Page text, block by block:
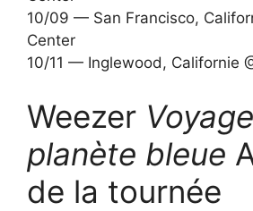
10/09 — San Francisco,
Center
10/11 — Inglewood, Californie
Weezer
planète bleue
de la tournée